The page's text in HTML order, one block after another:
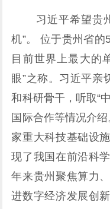
习近平希望贵州
机”。 位于贵州省
目前世界上最大的
眼”之称。习近平亲
和科研骨干，听取“
国际合作等情况介绍
家重大科技基础设
现了我国在前沿科
年来贵州聚焦算力
进数字经济发展创